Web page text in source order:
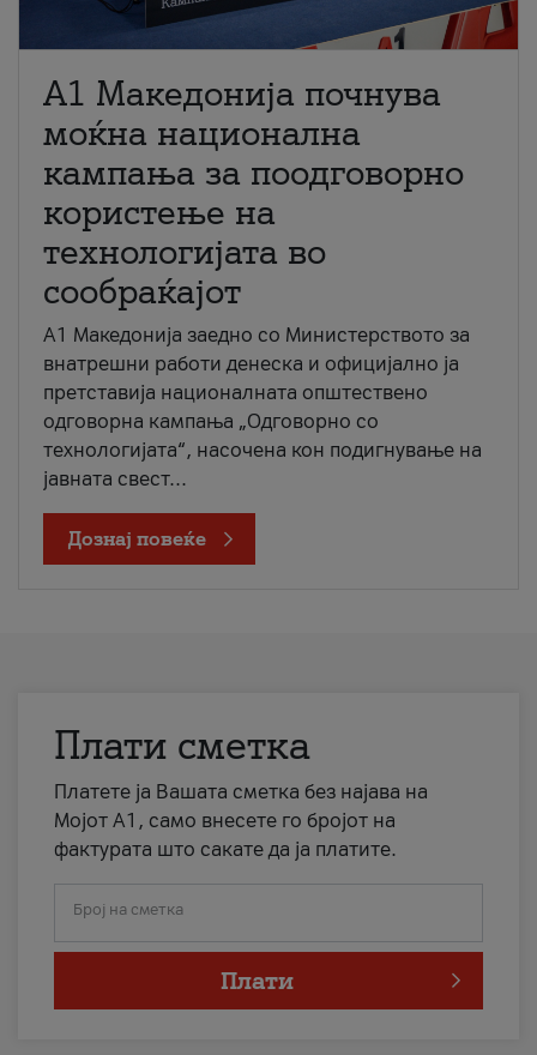
A1 Македонија почнува
моќна национална
кампања за поодговорно
користење на
технологијата во
сообраќајот
A1 Македонија заедно со Министерството за
внатрешни работи денеска и официјално ја
претставија националната општествено
одговорна кампања „Одговорно со
технологијата“, насочена кон подигнување на
јавната свест...
Дознај повеќе
Плати сметка
Платете ја Вашата сметка без најава на
Мојот А1, само внесете го бројот на
фактурата што сакате да ја платите.
Број на сметка
Плати